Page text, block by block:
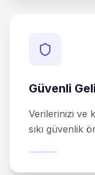
Güvenli
Verilerinizi ve
sıkı güvenlik